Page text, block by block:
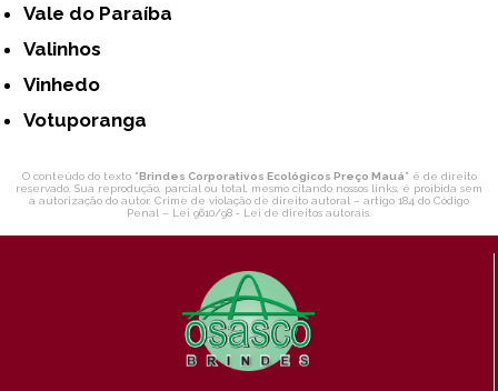
Vale do Paraíba
Valinhos
Vinhedo
Votuporanga
O conteúdo do texto "Brindes Corporativos Ecológicos Preço Mauá" é de direito
reservado. Sua reprodução, parcial ou total, mesmo citando nossos links, é proibida sem
a autorização do autor. Crime de violação de direito autoral – artigo 184 do Código
Penal – Lei 9610/98 - Lei de direitos autorais